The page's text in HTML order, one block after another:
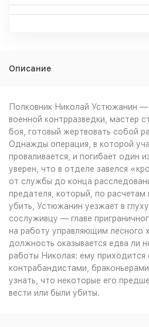
Описание
Полковник Николай Устюжанин
военной контрразведки, мастер
боя, готовый жертвовать собой
Однажды операция, в которой
проваливается, и погибает один
уверен, что в отделе завелся
от службы до конца
предателя, который, по расчетам
убить, Устюжанин уезжает в
сослуживцу — главе
на работу управляющим лесного
должность оказывается едва ли
работы Николая: ему приходится
контрабандистами,
узнать, что некоторые его
вести или были убиты.